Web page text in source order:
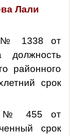
Лали
№ 1338 от
должность
районного
срок
№ 455 от
срок